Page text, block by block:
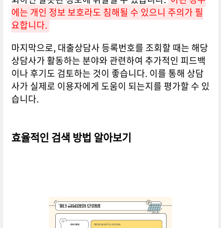
에는 개인 정보 보호라도 침해될 수 있으니 주의가 필
요합니다.
마지막으로, 대출상담사 등록번호를 조회할 때는 해당
상담사가 활동하는 분야와 관련하여 추가적인 피드백
이나 후기도 검토하는 것이 좋습니다. 이를 통해 상담
사가 실제로 이용자에게 도움이 되는지를 평가할 수 있
습니다.
효율적인 검색 방법 알아보기